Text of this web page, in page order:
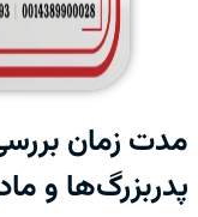
مدت زمان
پدربزرگ‌ها و